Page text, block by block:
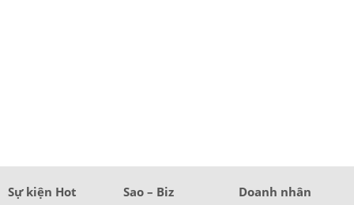
Sự kiện Hot Sao – Biz
Doanh nhân